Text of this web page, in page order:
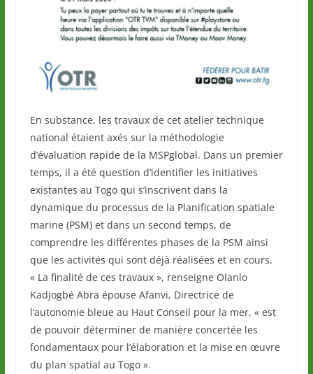
En substance, les travaux de cet atelier technique
national étaient axés sur la méthodologie
d’évaluation rapide de la MSPglobal. Dans un premier
temps, il a été question d’identifier les initiatives
existantes au Togo qui s’inscrivent dans la
dynamique du processus de la Planification spatiale
marine (PSM) et dans un second temps, de
comprendre les différentes phases de la PSM ainsi
que les activités qui sont déjà réalisées et en cours.
« La finalité de ces travaux », renseigne Olanlo
Kadjogbé Abra épouse Afanvi, Directrice de
l’autonomie bleue au Haut Conseil pour la mer, « est
de pouvoir déterminer de manière concertée les
fondamentaux pour l’élaboration et la mise en œuvre
du plan spatial au Togo ».